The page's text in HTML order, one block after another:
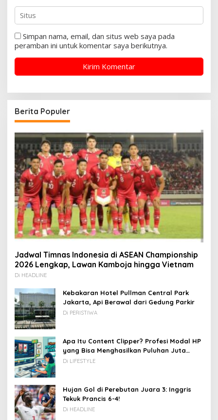
Simpan nama, email, dan situs web saya pada
peramban ini untuk komentar saya berikutnya.
Berita Populer
Jadwal Timnas Indonesia di ASEAN Championship
2026 Lengkap, Lawan Kamboja hingga Vietnam
Di HEADLINE
Kebakaran Hotel Pullman Central Park
Jakarta, Api Berawal dari Gedung Parkir
Di PERISTIWA
Apa Itu Content Clipper? Profesi Modal HP
yang Bisa Menghasilkan Puluhan Juta
Rupiah
Di LIFESTYLE
Hujan Gol di Perebutan Juara 3: Inggris
Tekuk Prancis 6-4!
Di HEADLINE